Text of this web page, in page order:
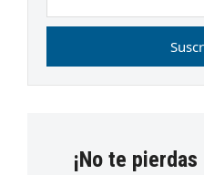
electrónico
¡No te